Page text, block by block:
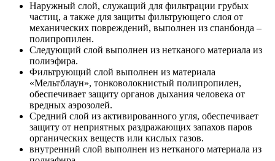
Наружный слой, служащий для фильтрации грубых
частиц, а также для защиты фильтрующего слоя от
механических повреждений, выполнен из спанбонда –
полипропилен.
Следующий слой выполнен из нетканого материала из
полиэфира.
Фильтрующий слой выполнен из материала
«Мельтблаун», тонковолокнистый полипропилен,
обеспечивает защиту органов дыхания человека от
вредных аэрозолей.
Средний слой из активированного угля, обеспечивает
защиту от неприятных раздражающих запахов паров
органических веществ или кислых газов.
внутренний слой выполнен из нетканого материала из